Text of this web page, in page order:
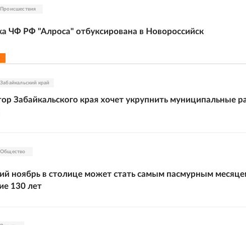
Происшествия
ЧФ РФ "Алроса" отбуксирована в Новороссийск
Забайкальский край
Забайкальского края хочет укрупнить муниципальные
Общество
ноябрь в столице может стать самым пасмурным
130 лет